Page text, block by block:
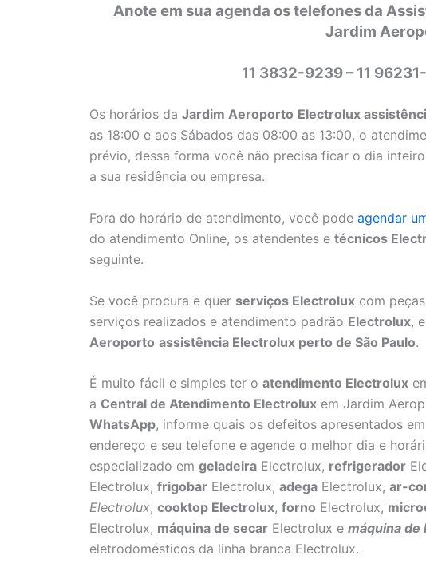
Anote em sua agenda os telefones da
Jardim
11 3832-9239 – 11
Os horários da Jardim Aeroporto Electrolux
as 18:00 e aos Sábados das 08:00 as 13:00, o
prévio, dessa forma você não precisa ficar o dia
a sua residência ou empresa.
Fora do horário de atendimento, você pode agendar
do atendimento Online, os atendentes e técnicos
seguinte.
Se você procura e quer serviços Electrolux com
serviços realizados e atendimento padrão Electrolux,
Aeroporto assistência Electrolux perto de São Paulo.
É muito fácil e simples ter o atendimento Electrolux
a Central de Atendimento Electrolux em Jardim
WhatsApp, informe quais os defeitos apresentados
endereço e seu telefone e agende o melhor dia e
especializado em geladeira Electrolux, refrigerador
Electrolux, frigobar Electrolux, adega Electrolux, ar-
Electrolux, cooktop Electrolux, forno Electrolux,
Electrolux, máquina de secar Electrolux e máquina de
eletrodomésticos da linha branca Electrolux.